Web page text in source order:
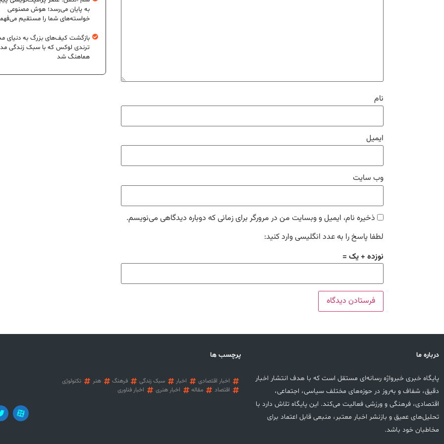
نام
ایمیل
وب‌ سایت
ذخیره نام، ایمیل و وبسایت من در مرورگر برای زمانی که دوباره دیدگاهی می‌نویسم.
لطفا پاسخ را به عدد انگلیسی وارد کنید:
نوزده + یک =
به پایان می‌رسد؛ هوش مصنوعی
خواسته‌های شما را مستقیم
بازگشت کیف‌های بزرگ به دنیای
ترندی لوکس که با سبک زندگی
هماهنگ شد
درباره ما
پایگاه خبری خبرواژه رسانه‌ای مستقل است که با هدف انتشار اخبار
دقیق، شفاف و به‌روز در حوزه‌های مختلف سیاسی، اجتماعی،
اقتصادی، فرهنگی و ورزشی فعالیت می‌کند. این پایگاه تلاش دارد با
تحلیل‌های عمیق و بازنشر اخبار معتبر، منبعی قابل اعتماد برای
مخاطبان خود باشد.
پرچسب ها
اخبار اقتصادی اخبار سبک زندگی فرهنگ هنر
تکنولوژی
اقتصاد
مقاله اخبار هنری اخبار فناوری